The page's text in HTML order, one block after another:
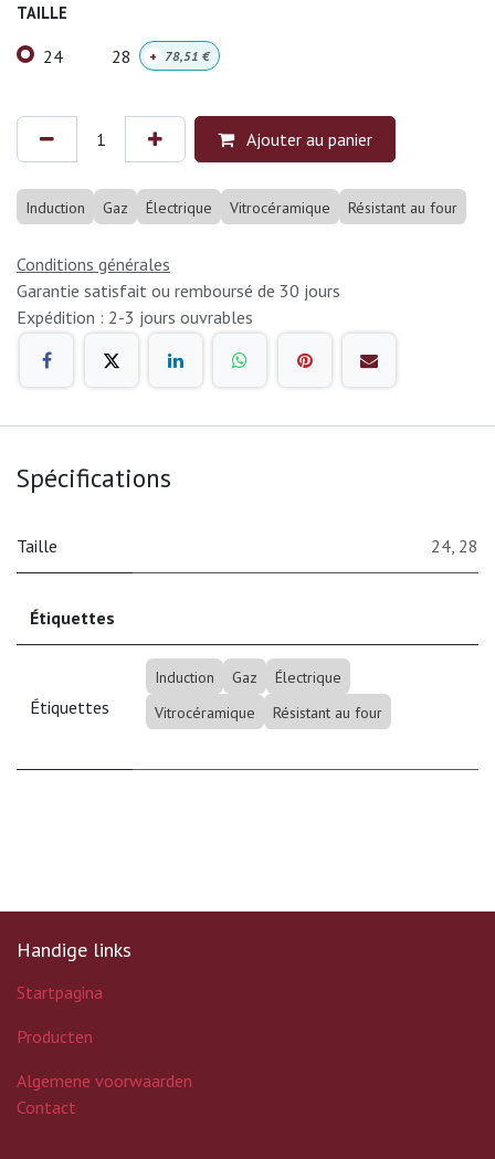
TAILLE
24 28 + 78,51 €
Ajouter au panier
Induction Gaz Électrique Vitrocéramique Résistant au four
Conditions générales
Garantie satisfait ou remboursé de 30 jours
Expédition : 2-3 jours ouvrables
Spécifications
Taille 24, 28
Étiquettes
Étiquettes
Induction Gaz
Électrique
Vitrocéramique
Résistant au four
Handige links
Startpagina
Producten
Algemene voorwaarden
Contact